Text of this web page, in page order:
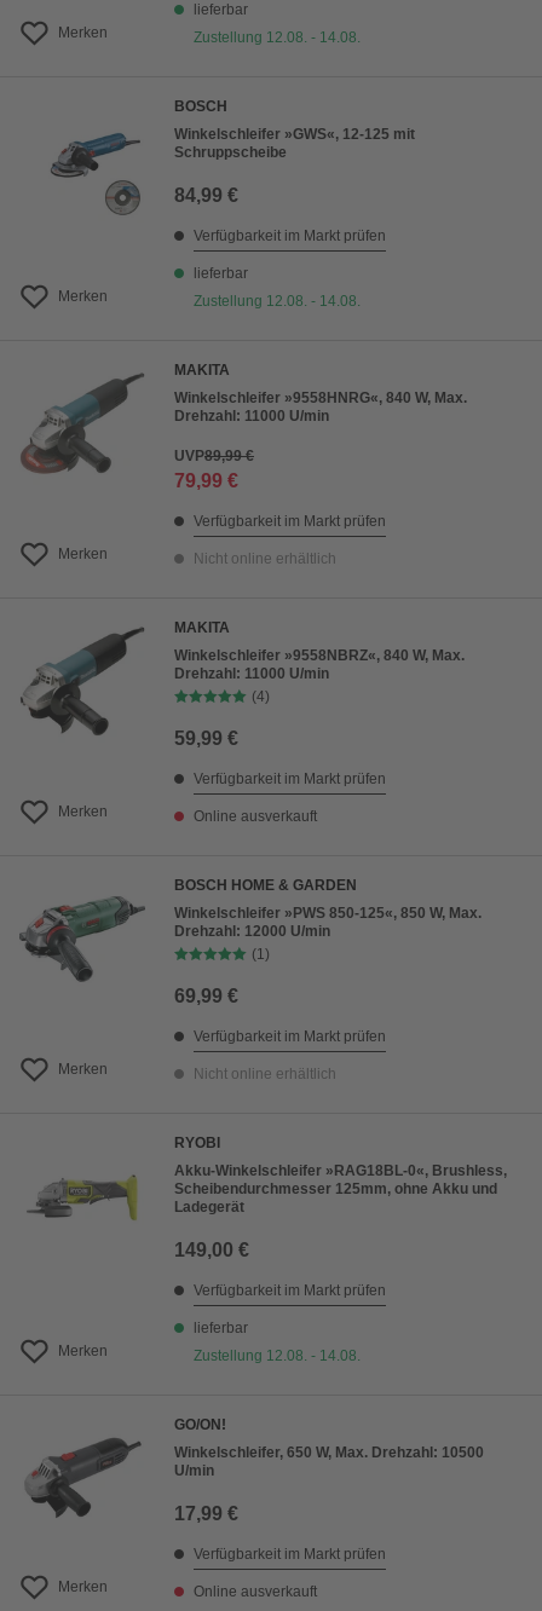
Merken
lieferbar
Zustellung 12.08. - 14.08.
Merken
BOSCH
Winkelschleifer »GWS«, 12-125 mit
Schruppscheibe
84,99 €
Verfügbarkeit im Markt prüfen
lieferbar
Zustellung 12.08. - 14.08.
Merken
MAKITA
Winkelschleifer »9558HNRG«, 840 W, Max.
Drehzahl: 11000 U/min
UVP89,99 €
79,99 €
Verfügbarkeit im Markt prüfen
Nicht online erhältlich
Merken
MAKITA
Winkelschleifer »9558NBRZ«, 840 W, Max.
Drehzahl: 11000 U/min
(4)
59,99 €
Verfügbarkeit im Markt prüfen
Online ausverkauft
Merken
BOSCH HOME & GARDEN
Winkelschleifer »PWS 850-125«, 850 W, Max.
Drehzahl: 12000 U/min
(1)
69,99 €
Verfügbarkeit im Markt prüfen
Nicht online erhältlich
Merken
RYOBI
Akku-Winkelschleifer »RAG18BL-0«, Brushless,
Scheibendurchmesser 125mm, ohne Akku und
Ladegerät
149,00 €
Verfügbarkeit im Markt prüfen
lieferbar
Zustellung 12.08. - 14.08.
Merken
GO/ON!
Winkelschleifer, 650 W, Max. Drehzahl: 10500
U/min
17,99 €
Verfügbarkeit im Markt prüfen
Online ausverkauft